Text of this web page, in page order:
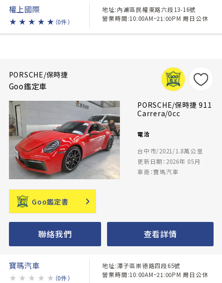
權上國際
★ ★ ★ ★ ★ （0件）
地址:內湖區民權東路六段13-16號
營業時間:10:00AM~21:00PM 周日公休
PORSCHE/保時捷
Goo鑑定車
PORSCHE/保時捷 911
Carrera/0cc
電洽
台中市/2021/1.8萬公里
更新日期：2026年 05月
車商：寶瑪汽車
Goo鑑定書
聯絡我們 查看詳情
寶瑪汽車
★ ★ ★ ★ ★ （0件）
地址:潭子區崇德路四段65號
營業時間:10:00AM~21:00PM 周日公休